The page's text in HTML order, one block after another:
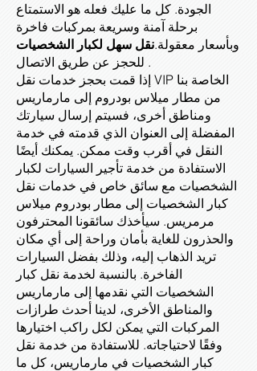
الجودة. كل ما عليك فعله هو الاستمتاع
برحلة آمنة وسريعة بمركبات فاخرة
وبأسعار معقولة.نقل سهل لكبار الشخصيات
للحجز عن طريق الاتصال .
إذا قمت بحجز خدمات نقل VIP الخاصة بنا
من مطار ميلاس بودروم إلى مارماريس
ومناطق أخرى، فسيتم إرسال سيارتك
المفضلة إلى العنوان الذي قدمته في خدمة
النقل في أقرب وقت ممكن. يمكنك أيضًا
الاستفادة من خدمة تأجير السيارات لكبار
الشخصيات مع سائق خاص في خدمات نقل
كبار الشخصيات إلى مطار بودروم ميلاس
مرمريس. سيأخذك سائقونا المحترفون
والحذرون للغاية بأمان وراحة إلى أي مكان
تريد الذهاب إليه، وذلك بفضل السيارات
الفاخرة. بالنسبة لخدمة نقل كبار
الشخصيات التي نقدمها إلى مارماريس
والمناطق الأخرى، لدينا أحدث طرازات
المركبات التي يمكن لكل راكب اختيارها
وفقًا لاحتياجاته. للاستفادة من خدمة نقل
كبار الشخصيات في مارماريس، كل ما